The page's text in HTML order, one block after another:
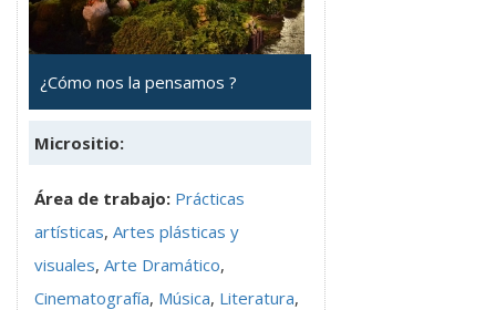
¿Cómo nos la pensamos ?
Micrositio:
Área de trabajo: Prácticas
artísticas, Artes plásticas y
visuales, Arte Dramático,
Cinematografía, Música, Literatura,